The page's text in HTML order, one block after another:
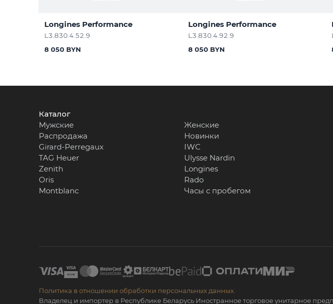
Longines Performance
L3.830.4.52.9
8 050 BYN
Longines Performance
L3.830.4.92.9
8 050 BYN
Каталог
Мужские
Женские
Распродажа
Новинки
Girard-Perregaux
IWC
TAG Heuer
Ulysse Nardin
Zenith
Longines
Oris
Rado
Montblanc
Часы с пробегом
Политика в отношении обработки персональных данных.
Владелец и импортер в Республике Беларусь Иностранное торговое унитарное